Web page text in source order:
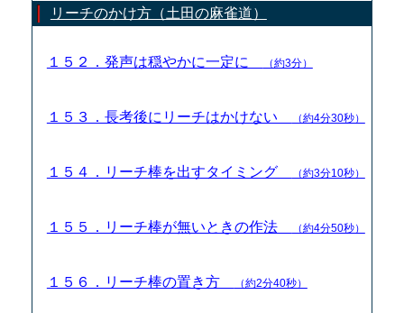
リーチのかけ方（土田の麻雀道）
１５２．発声は穏やかに一定に （約3分）
１５３．長考後にリーチはかけない （約4分30秒）
１５４．リーチ棒を出すタイミング （約3分10秒）
１５５．リーチ棒が無いときの作法 （約4分50秒）
１５６．リーチ棒の置き方 （約2分40秒）